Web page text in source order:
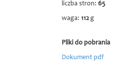
liczba stron: 65
waga: 112g
Pliki do pobrania
Dokument pdf